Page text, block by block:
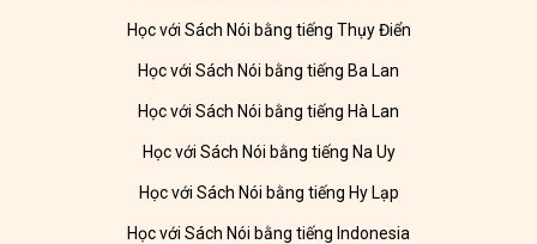
Học với Sách Nói bằng tiếng Thụy Điển
Học với Sách Nói bằng tiếng Ba Lan
Học với Sách Nói bằng tiếng Hà Lan
Học với Sách Nói bằng tiếng Na Uy
Học với Sách Nói bằng tiếng Hy Lạp
Học với Sách Nói bằng tiếng Indonesia